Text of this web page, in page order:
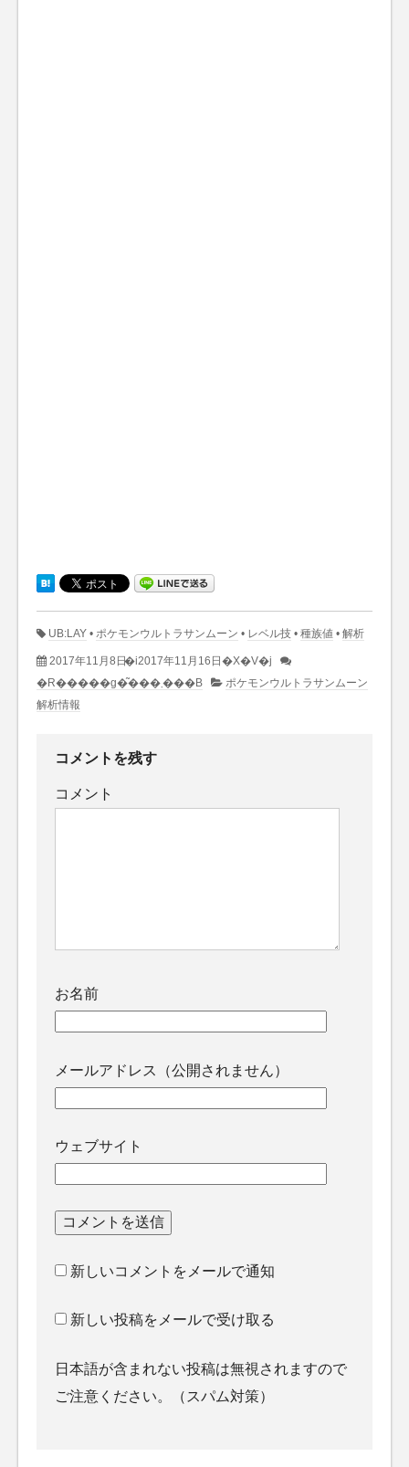
UB:LAY • ポケモンウルトラサンムーン • レベル技 • 種族値 • 解析
2017年11月8日�i2017年11月16日�X�V�j
�R�����g�͂���܂���B
ポケモンウルトラサンムーン
解析情報
コメントを残す
コメント
お名前
メールアドレス（公開されません）
ウェブサイト
新しいコメントをメールで通知
新しい投稿をメールで受け取る
日本語が含まれない投稿は無視されますので
ご注意ください。（スパム対策）